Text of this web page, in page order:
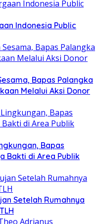
Indonesia Public
Bapas Palangka
Melalui Aksi Donor
Bapas
Bakti di Area Publik
Setelah Rumahnya